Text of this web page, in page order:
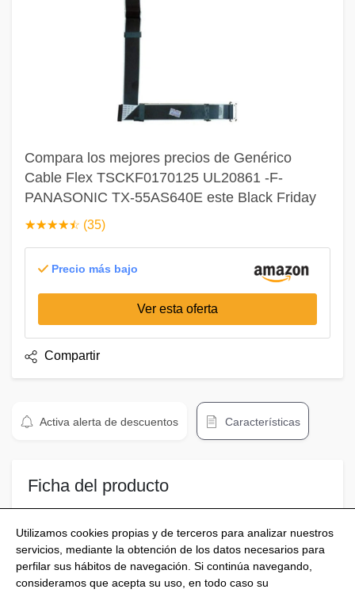
Compara los mejores precios de Genérico
Cable Flex TSCKF0170125 UL20861 -F-
PANASONIC TX-55AS640E este Black Friday
☆☆☆☆☆
★★★★★ (35)
Precio más bajo
Ver esta oferta
Compartir
Activa alerta de descuentos Características
Ficha del producto
Utilizamos cookies propias y de terceros para analizar nuestros
servicios, mediante la obtención de los datos necesarios para
perfilar sus hábitos de navegación. Si continúa navegando,
consideramos que acepta su uso, en todo caso su